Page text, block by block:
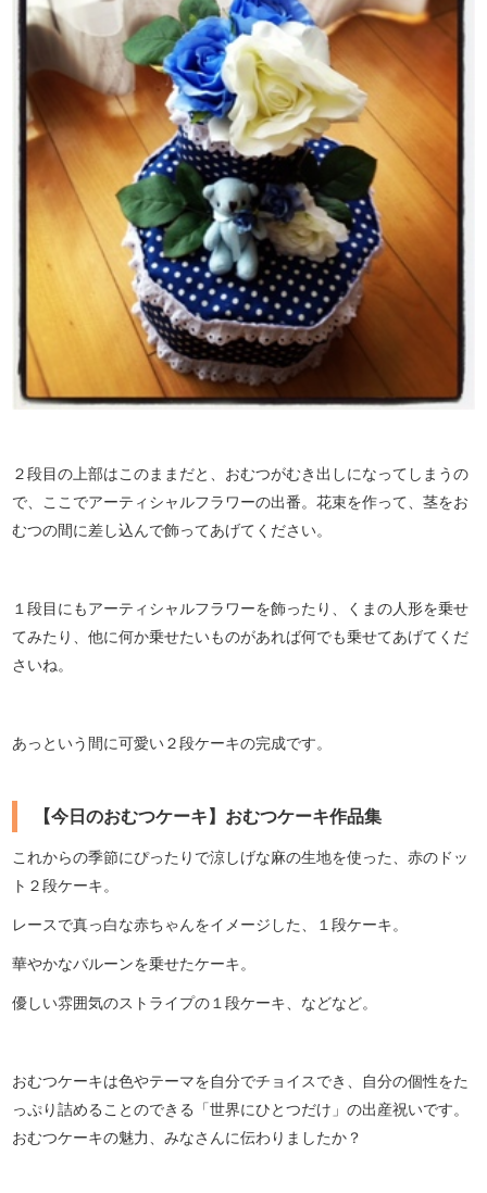
２段目の上部はこのままだと、おむつがむき出しになってしまうの
で、ここでアーティシャルフラワーの出番。花束を作って、茎をお
むつの間に差し込んで飾ってあげてください。
１段目にもアーティシャルフラワーを飾ったり、くまの人形を乗せ
てみたり、他に何か乗せたいものがあれば何でも乗せてあげてくだ
さいね。
あっという間に可愛い２段ケーキの完成です。
【今日のおむつケーキ】おむつケーキ作品集
これからの季節にぴったりで涼しげな麻の生地を使った、赤のドッ
ト２段ケーキ。
レースで真っ白な赤ちゃんをイメージした、１段ケーキ。
華やかなバルーンを乗せたケーキ。
優しい雰囲気のストライプの１段ケーキ、などなど。
おむつケーキは色やテーマを自分でチョイスでき、自分の個性をた
っぷり詰めることのできる「世界にひとつだけ」の出産祝いです。
おむつケーキの魅力、みなさんに伝わりましたか？